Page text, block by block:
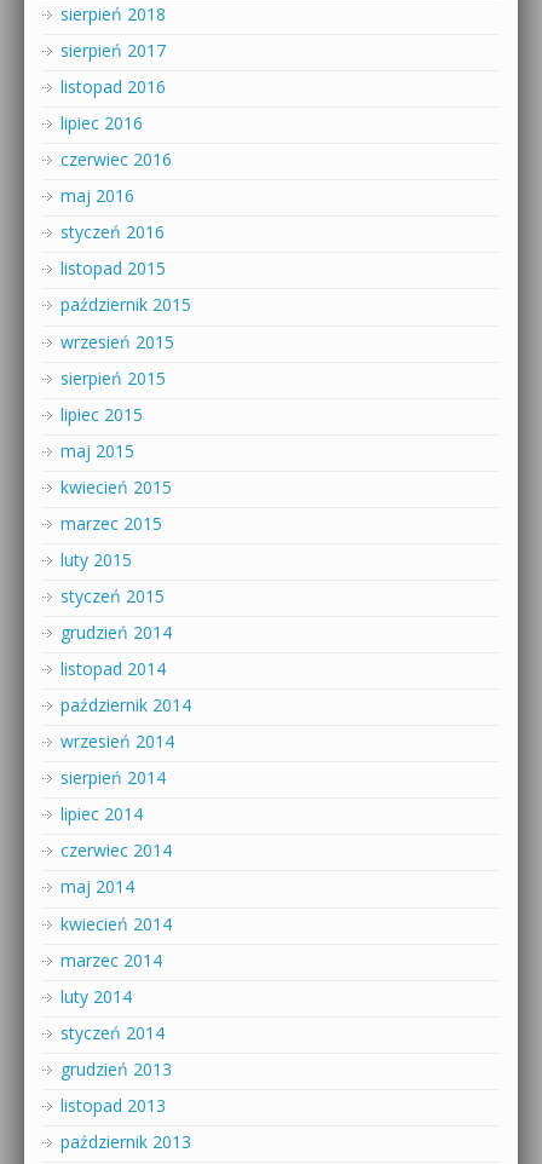
sierpień 2018
sierpień 2017
listopad 2016
lipiec 2016
czerwiec 2016
maj 2016
styczeń 2016
listopad 2015
październik 2015
wrzesień 2015
sierpień 2015
lipiec 2015
maj 2015
kwiecień 2015
marzec 2015
luty 2015
styczeń 2015
grudzień 2014
listopad 2014
październik 2014
wrzesień 2014
sierpień 2014
lipiec 2014
czerwiec 2014
maj 2014
kwiecień 2014
marzec 2014
luty 2014
styczeń 2014
grudzień 2013
listopad 2013
październik 2013